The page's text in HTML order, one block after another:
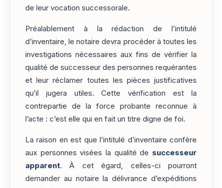
de leur vocation successorale.
Préalablement à la rédaction de l’intitulé
d’inventaire, le notaire devra procéder à toutes les
investigations nécessaires aux fins de vérifier la
qualité de successeur des personnes requérantes
et leur réclamer toutes les pièces justificatives
qu’il jugera utiles. Cette vérification est la
contrepartie de la force probante reconnue à
l’acte : c’est elle qui en fait un titre digne de foi.
La raison en est que l’intitulé d’inventaire confère
aux personnes visées la qualité de successeur
apparent. À cet égard, celles-ci pourront
demander au notaire la délivrance d’expéditions